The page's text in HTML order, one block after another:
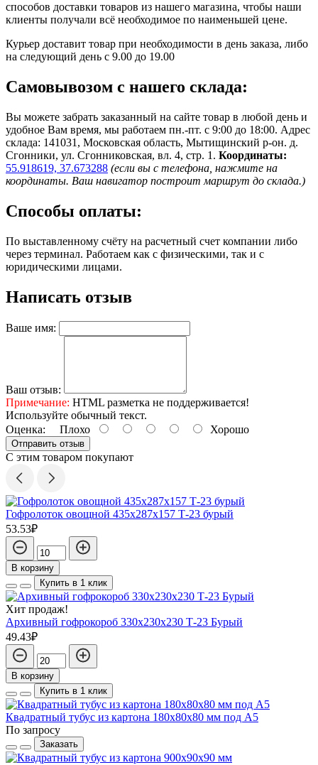
способов доставки товаров из нашего магазина, чтобы наши
клиенты получали всё необходимое по наименьшей цене.
Курьер доставит товар при необходимости в день заказа, либо
на следующий день с 9.00 до 19.00
Самовывозом с нашего склада:
Вы можете забрать заказанный на сайте товар в любой день и
удобное Вам время, мы работаем пн.-пт. с 9:00 до 18:00. Адрес
склада: 141031, Московская область, Мытищинский р-он. д.
Сгонники, ул. Сгонниковская, вл. 4, стр. 1. Координаты:
55.918619, 37.673288 (если вы с телефона, нажмите на
координаты. Ваш навигатор построит маршрут до склада.)
Способы оплаты:
По выставленному счёту на расчетный счет компании либо
через терминал. Работаем как с физическими, так и с
юридическими лицами.
Написать отзыв
Ваше имя:
Ваш отзыв:
Примечание: HTML разметка не поддерживается!
Используйте обычный текст.
Оценка: Плохо Хорошо
Отправить отзыв
С этим товаром покупают
Гофролоток овощной 435х287х157 Т-23 бурый
53.53₽
В корзину
Купить в 1 клик
Хит продаж!
Архивный гофрокороб 330х230х230 Т-23 Бурый
49.43₽
В корзину
Купить в 1 клик
Квадратный тубус из картона 180x80x80 мм под А5
По запросу
Заказать